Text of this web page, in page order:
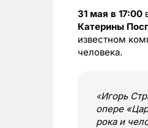
31 мая в 17:00
Катерины
известном
человека.
«Игорь
опере
рока и